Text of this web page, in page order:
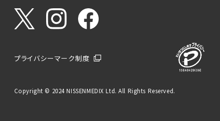
プライバシーマーク制度
Copyright © 2024 NISSENMEDIX Ltd. All Rights Reserved.